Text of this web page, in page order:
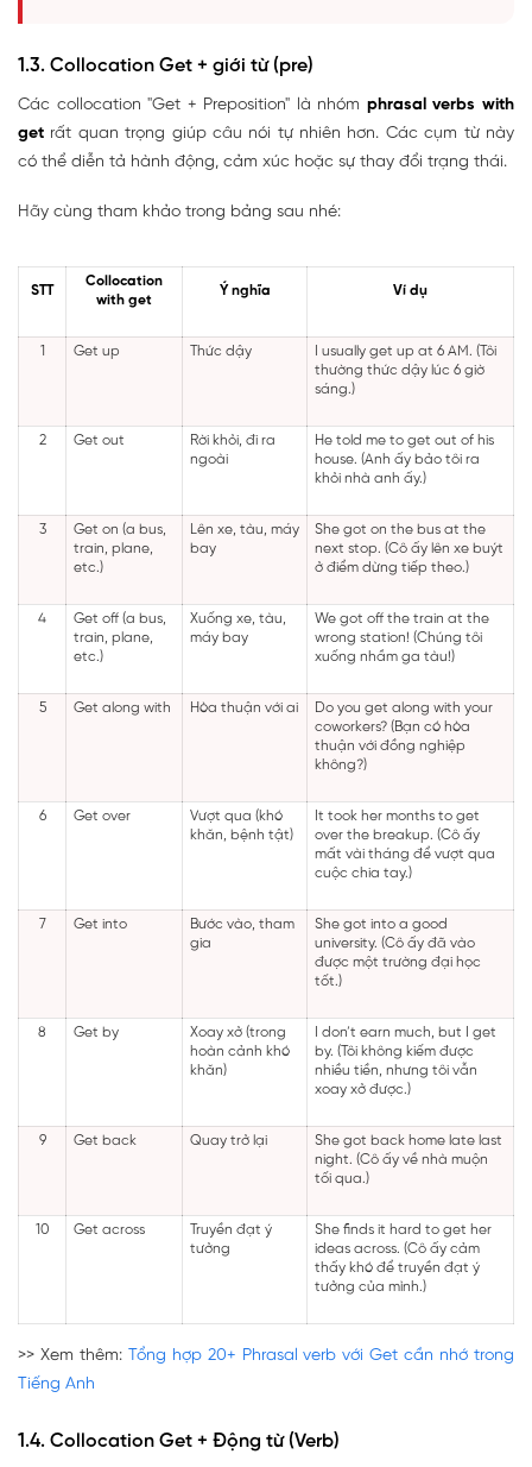
1.3. Collocation Get + giới từ (pre)
Các collocation "Get + Preposition" là nhóm phrasal verbs with
get rất quan trọng giúp câu nói tự nhiên hơn. Các cụm từ này
có thể diễn tả hành động, cảm xúc hoặc sự thay đổi trạng thái.
Hãy cùng tham khảo trong bảng sau nhé:
STT
Collocation
with get
Ý nghĩa Ví dụ
1 Get up Thức dậy
I usually get up at 6 AM. (Tôi
thường thức dậy lúc 6 giờ
sáng.)
2 Get out
Rời khỏi, đi ra
ngoài
He told me to get out of his
house. (Anh ấy bảo tôi ra
khỏi nhà anh ấy.)
3
Get on (a bus,
train, plane,
etc.)
Lên xe, tàu, máy
bay
She got on the bus at the
next stop. (Cô ấy lên xe buýt
ở điểm dừng tiếp theo.)
4
Get off (a bus,
train, plane,
etc.)
Xuống xe, tàu,
máy bay
We got off the train at the
wrong station! (Chúng tôi
xuống nhầm ga tàu!)
5 Get along with Hòa thuận với ai
Do you get along with your
coworkers? (Bạn có hòa
thuận với đồng nghiệp
không?)
6 Get over
Vượt qua (khó
khăn, bệnh tật)
It took her months to get
over the breakup. (Cô ấy
mất vài tháng để vượt qua
cuộc chia tay.)
7 Get into
Bước vào, tham
gia
She got into a good
university. (Cô ấy đã vào
được một trường đại học
tốt.)
8 Get by
Xoay xở (trong
hoàn cảnh khó
khăn)
I don’t earn much, but I get
by. (Tôi không kiếm được
nhiều tiền, nhưng tôi vẫn
xoay xở được.)
9 Get back Quay trở lại
She got back home late last
night. (Cô ấy về nhà muộn
tối qua.)
10 Get across
Truyền đạt ý
tưởng
She finds it hard to get her
ideas across. (Cô ấy cảm
thấy khó để truyền đạt ý
tưởng của mình.)
>> Xem thêm: Tổng hợp 20+ Phrasal verb với Get cần nhớ trong
Tiếng Anh
1.4. Collocation Get + Động từ (Verb)